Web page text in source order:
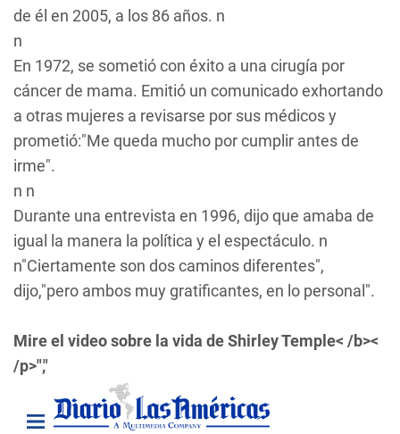
de él en 2005, a los 86 años. n
n
En 1972, se sometió con éxito a una cirugía por
cáncer de mama. Emitió un comunicado exhortando
a otras mujeres a revisarse por sus médicos y
prometió:"Me queda mucho por cumplir antes de
irme".
n n
Durante una entrevista en 1996, dijo que amaba de
igual la manera la política y el espectáculo. n
n"Ciertamente son dos caminos diferentes",
dijo,"pero ambos muy gratificantes, en lo personal".
Mire el video sobre la vida de Shirley Temple< /b><
/p>","